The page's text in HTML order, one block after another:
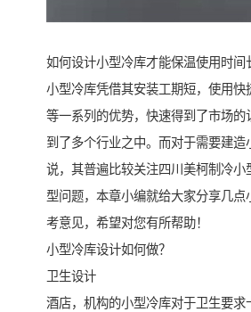
如何设计小型冷库才能保温使用时间
小型冷库凭借其安装工期短，使用快
等一系列的优势，快速得到了市场的
到了多个行业之中。而对于需要建造
说，其普遍比较关注四川美柯制冷小
型问题，本章小编就给大家分享几点
考意见，希望对您有所帮助！
小型冷库设计如何做？
卫生设计
酒店，机构的小型冷库对于卫生要求